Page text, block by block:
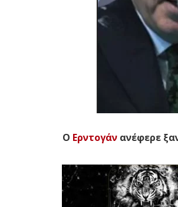
Ο Ερντογάν ανέφερε